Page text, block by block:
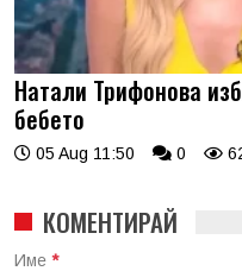
Натали Трифонова
бебето
05 Aug 11:50 0
КОМЕНТИРАЙ
Име *